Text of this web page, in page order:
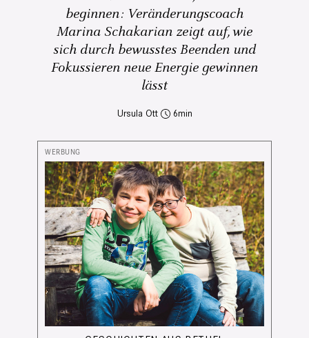
beginnen: Veränderungscoach
Marina Schakarian zeigt auf, wie
sich durch bewusstes Beenden und
Fokussieren neue Energie gewinnen
lässt
Ursula Ott 6